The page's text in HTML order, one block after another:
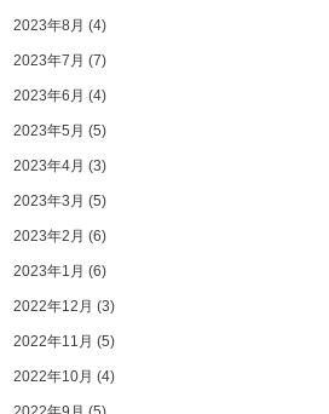
2023年8月 (4)
2023年7月 (7)
2023年6月 (4)
2023年5月 (5)
2023年4月 (3)
2023年3月 (5)
2023年2月 (6)
2023年1月 (6)
2022年12月 (3)
2022年11月 (5)
2022年10月 (4)